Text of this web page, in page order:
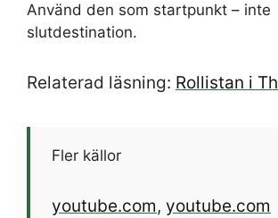
Använd den som startpunkt – inte
slutdestination.
Relaterad läsning: Rollistan i
Fler källor
youtube.com, youtube.com